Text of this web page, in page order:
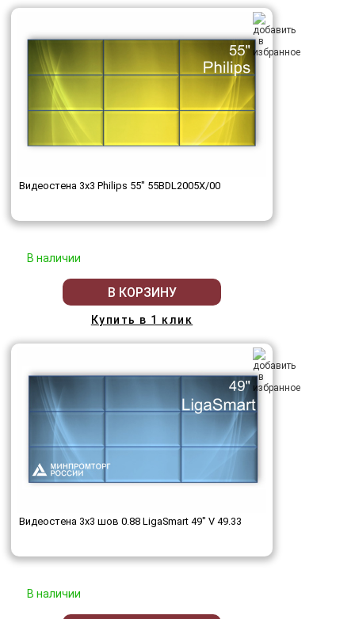
Видеостена 3x3 Philips 55" 55BDL2005X/00
В наличии
В КОРЗИНУ
Купить в 1 клик
Видеостена 3x3 шов 0.88 LigaSmart 49" V 49.33
В наличии